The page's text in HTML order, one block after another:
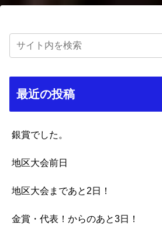
最近の投稿
銀賞でした。
地区大会前日
地区大会まであと2日！
金賞・代表！からのあと3日！